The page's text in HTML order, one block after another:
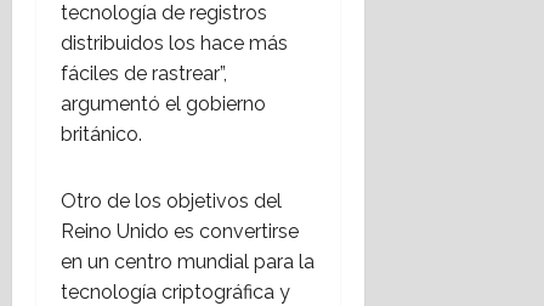
tecnología de registros
distribuidos los hace más
fáciles de rastrear”,
argumentó el gobierno
británico.
Otro de los objetivos del
Reino Unido es convertirse
en un centro mundial para la
tecnología criptográfica y